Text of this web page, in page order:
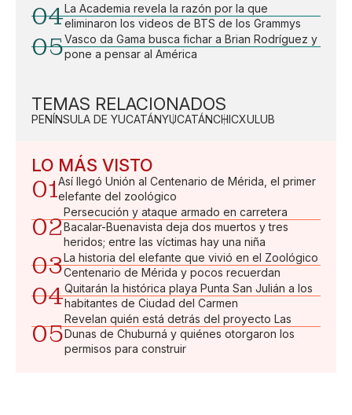
04La Academia revela la razón por la que
eliminaron los videos de BTS de los Grammys
05Vasco da Gama busca fichar a Brian Rodríguez y
pone a pensar al América
TEMAS RELACIONADOS
PENÍNSULA DE YUCATÁNYUCATÁNCHICXULUB
LO MÁS VISTO
01Así llegó Unión al Centenario de Mérida, el primer
elefante del zoológico
02
Persecución y ataque armado en carretera
Bacalar-Buenavista deja dos muertos y tres
heridos; entre las víctimas hay una niña
03La historia del elefante que vivió en el Zoológico
Centenario de Mérida y pocos recuerdan
04Quitarán la histórica playa Punta San Julián a los
habitantes de Ciudad del Carmen
05
Revelan quién está detrás del proyecto Las
Dunas de Chuburná y quiénes otorgaron los
permisos para construir